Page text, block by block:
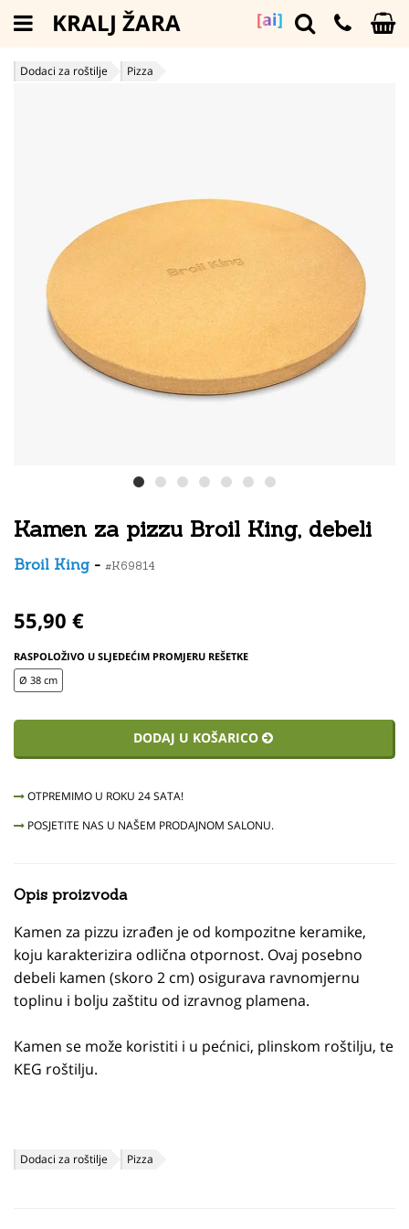
[ai]
KRALJ ŽARA
Dodaci za roštilje Pizza
Kamen za pizzu Broil King, debeli
Broil King - #K69814
55,90 €
RASPOLOŽIVO U SLJEDEĆIM PROMJERU REŠETKE
Ø 38 cm
DODAJ U KOŠARICO
OTPREMIMO U ROKU 24 SATA!
POSJETITE NAS U NAŠEM PRODAJNOM SALONU.
Opis proizvoda
Kamen za pizzu izrađen je od kompozitne keramike,
koju karakterizira odlična otpornost. Ovaj posebno
debeli kamen (skoro 2 cm) osigurava ravnomjernu
toplinu i bolju zaštitu od izravnog plamena.
Kamen se može koristiti i u pećnici, plinskom roštilju, te
KEG roštilju.
Dodaci za roštilje Pizza